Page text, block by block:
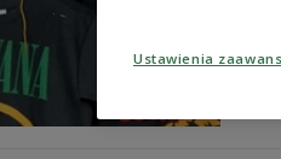
Ustawienia